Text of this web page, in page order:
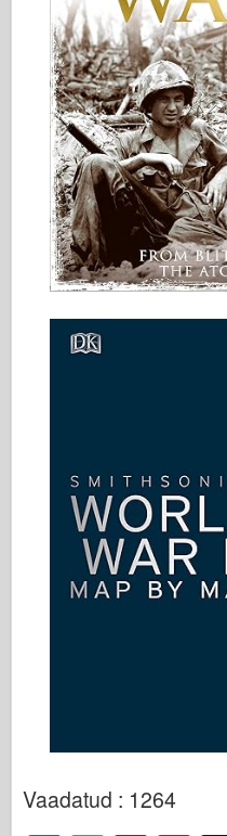
Tristar
Trompetist
Zvezda
Albumid-fotod
Jalutage ringi
Raamatud
Dvd
Kontakt
le Päevik
Komplektid
Vaadatud : 1264